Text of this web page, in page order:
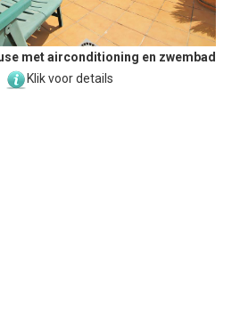
met airconditioning en zwembad
Klik voor details